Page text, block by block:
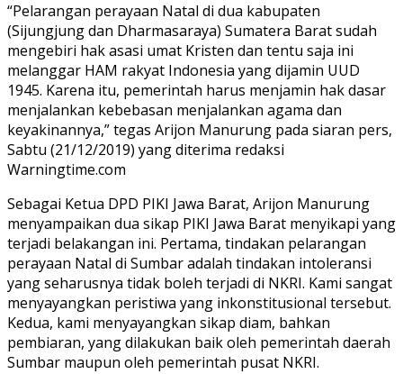
“Pelarangan perayaan Natal di dua kabupaten
(Sijungjung dan Dharmasaraya) Sumatera Barat sudah
mengebiri hak asasi umat Kristen dan tentu saja ini
melanggar HAM rakyat Indonesia yang dijamin UUD
1945. Karena itu, pemerintah harus menjamin hak dasar
menjalankan kebebasan menjalankan agama dan
keyakinannya,” tegas Arijon Manurung pada siaran pers,
Sabtu (21/12/2019) yang diterima redaksi
Warningtime.com
Sebagai Ketua DPD PIKI Jawa Barat, Arijon Manurung
menyampaikan dua sikap PIKI Jawa Barat menyikapi yang
terjadi belakangan ini. Pertama, tindakan pelarangan
perayaan Natal di Sumbar adalah tindakan intoleransi
yang seharusnya tidak boleh terjadi di NKRI. Kami sangat
menyayangkan peristiwa yang inkonstitusional tersebut.
Kedua, kami menyayangkan sikap diam, bahkan
pembiaran, yang dilakukan baik oleh pemerintah daerah
Sumbar maupun oleh pemerintah pusat NKRI.